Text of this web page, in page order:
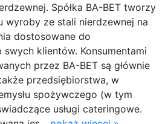
Spółka BA-BET tworzy
wyroby ze stali nierdzewnej na
dostosowane do
klientów. Konsumentami
przez BA-BET są głównie
przedsiębiorstwa, w
spożywczego (w tym
usługi cateringowe.